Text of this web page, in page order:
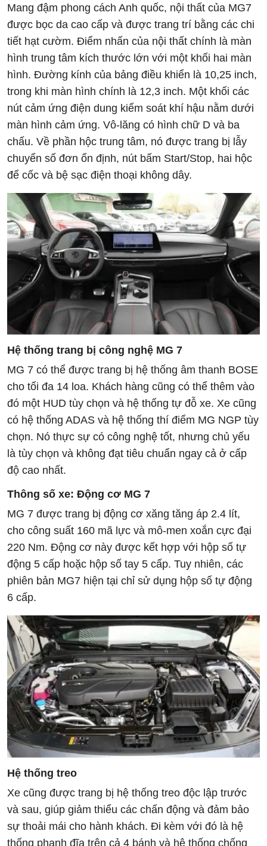
Mang đậm phong cách Anh quốc, nội thất của MG7
được bọc da cao cấp và được trang trí bằng các chi
tiết hạt cườm. Điểm nhấn của nội thất chính là màn
hình trung tâm kích thước lớn với một khối hai màn
hình. Đường kính của bảng điều khiển là 10,25 inch,
trong khi màn hình chính là 12,3 inch. Một khối các
nút cảm ứng điện dung kiểm soát khí hậu nằm dưới
màn hình cảm ứng. Vô-lăng có hình chữ D và ba
chấu. Về phần hộc trung tâm, nó được trang bị lẫy
chuyển số đơn ổn định, nút bấm Start/Stop, hai hộc
để cốc và bệ sạc điện thoại không dây.
Hệ thống trang bị công nghệ MG 7
MG 7 có thể được trang bị hệ thống âm thanh BOSE
cho tối đa 14 loa. Khách hàng cũng có thể thêm vào
đó một HUD tùy chọn và hệ thống tự đỗ xe. Xe cũng
có hệ thống ADAS và hệ thống thí điểm MG NGP tùy
chọn. Nó thực sự có công nghệ tốt, nhưng chủ yếu
là tùy chọn và không đạt tiêu chuẩn ngay cả ở cấp
độ cao nhất.
Thông số xe: Động cơ MG 7
MG 7 được trang bị động cơ xăng tăng áp 2.4 lít,
cho công suất 160 mã lực và mô-men xoắn cực đại
220 Nm. Động cơ này được kết hợp với hộp số tự
động 5 cấp hoặc hộp số tay 5 cấp. Tuy nhiên, các
phiên bản MG7 hiện tại chỉ sử dụng hộp số tự động
6 cấp.
Hệ thống treo
Xe cũng được trang bị hệ thống treo độc lập trước
và sau, giúp giảm thiểu các chấn động và đảm bảo
sự thoải mái cho hành khách. Đi kèm với đó là hệ
thống phanh đĩa trên cả 4 bánh và hệ thống chống